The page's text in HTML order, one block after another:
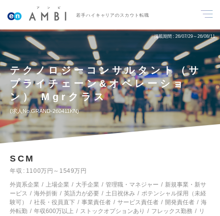
若手ハイキャリアのスカウト転職
掲載期間 26/07/29～26/08/11
テクノロジーコンサルタント（サ
プライチェーン&オペレーショ
ン） Mgrクラス
求人No.GRAND-260411KN
SCM
年収
1100万円～1549万円
外資系企業
上場企業 大手企業 管理職・マネジャー
新規事業・新サ
ービス
海外折衝 英語力が必要 土日祝休み
ポテンシャル採用（未経
験可）
社長・役員直下 事業責任者 サービス責任者 開発責任者
海
外転勤
年収600万以上 ストックオプションあり フレックス勤務
リ